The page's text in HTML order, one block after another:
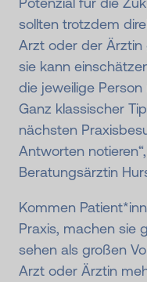
sollten trotzdem
Arzt oder der Ärztin
sie kann
die jeweilige Person
Ganz klassischer
nächsten
Antworten
Beratungsärztin
Kommen
Praxis, machen sie
sehen als großen
Arzt oder Ärztin